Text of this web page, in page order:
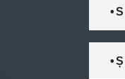
• S
• Ș